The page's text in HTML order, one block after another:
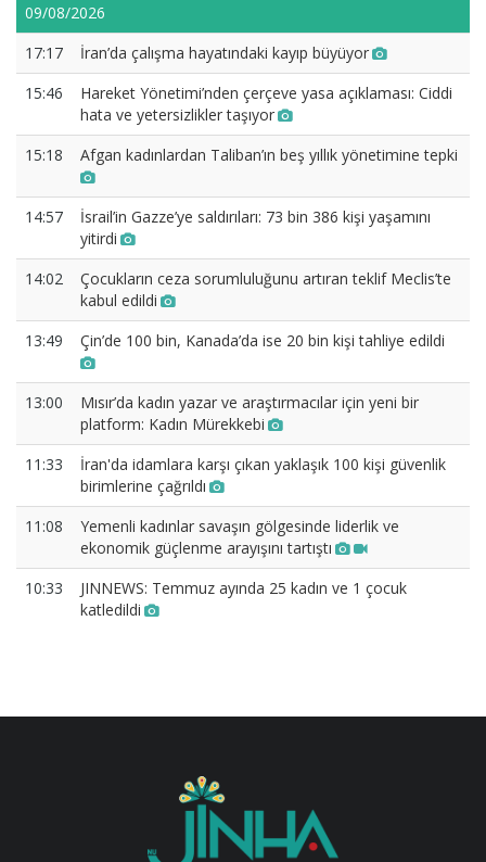
09/08/2026
17:17
İran’da çalışma hayatındaki kayıp büyüyor
15:46
Hareket Yönetimi’nden çerçeve yasa açıklaması: Ciddi
hata ve yetersizlikler taşıyor
15:18
Afgan kadınlardan Taliban’ın beş yıllık yönetimine tepki
14:57
İsrail’in Gazze’ye saldırıları: 73 bin 386 kişi yaşamını
yitirdi
14:02
Çocukların ceza sorumluluğunu artıran teklif Meclis’te
kabul edildi
13:49
Çin’de 100 bin, Kanada’da ise 20 bin kişi tahliye edildi
13:00
Mısır’da kadın yazar ve araştırmacılar için yeni bir
platform: Kadın Mürekkebi
11:33
İran'da idamlara karşı çıkan yaklaşık 100 kişi güvenlik
birimlerine çağrıldı
11:08
Yemenli kadınlar savaşın gölgesinde liderlik ve
ekonomik güçlenme arayışını tartıştı
10:33
JINNEWS: Temmuz ayında 25 kadın ve 1 çocuk
katledildi